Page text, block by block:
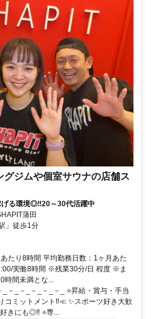
ジムや個室サウナの店舗ス
げる環境◎‼20～30代活躍中
蒲田
」徒歩1分
たり8時間 平均勤務日数：1ヶ月あた
実働8時間 ※残業30分/日 程度 ※ま
時間未満とな...
－_－_－_－_－_ ⭐昇給・賞与・手当
コミットメント‼≪ ✨スポーツ好き大歓
きにも◎‼ ⭐専...